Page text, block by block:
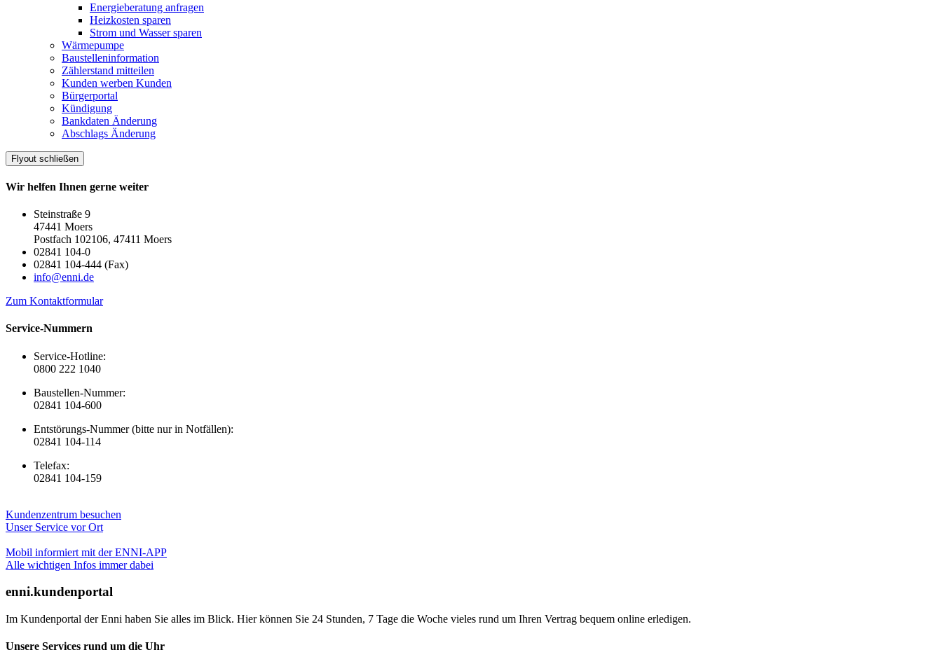
Energieberatung anfragen
Heizkosten sparen
Strom und Wasser sparen
Wärmepumpe
Baustelleninformation
Zählerstand mitteilen
Kunden werben Kunden
Bürgerportal
Kündigung
Bankdaten Änderung
Abschlags Änderung
Flyout schließen
Wir helfen Ihnen gerne weiter
Steinstraße 9
47441 Moers
Postfach 102106, 47411 Moers
02841 104-0
02841 104-444 (Fax)
info@enni.de
Zum Kontaktformular
Service-Nummern
Service-Hotline:
0800 222 1040
Baustellen-Nummer:
02841 104-600
Entstörungs-Nummer (bitte nur in Notfällen):
02841 104-114
Telefax:
02841 104-159
Kundenzentrum besuchen
Unser Service vor Ort
Mobil informiert mit der ENNI-APP
Alle wichtigen Infos immer dabei
enni.kundenportal
Im Kundenportal der Enni haben Sie alles im Blick. Hier können Sie 24 Stunden, 7 Tage die Woche vieles rund um Ihren Vertrag bequem online erledigen.
Unsere Services rund um die Uhr